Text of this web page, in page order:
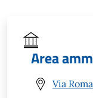
Area
Via